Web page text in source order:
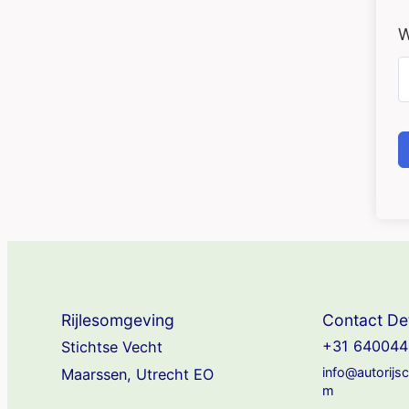
Rijlesomgeving
Stichtse Vecht
Maarssen, Utrecht EO
Contact
+31
m